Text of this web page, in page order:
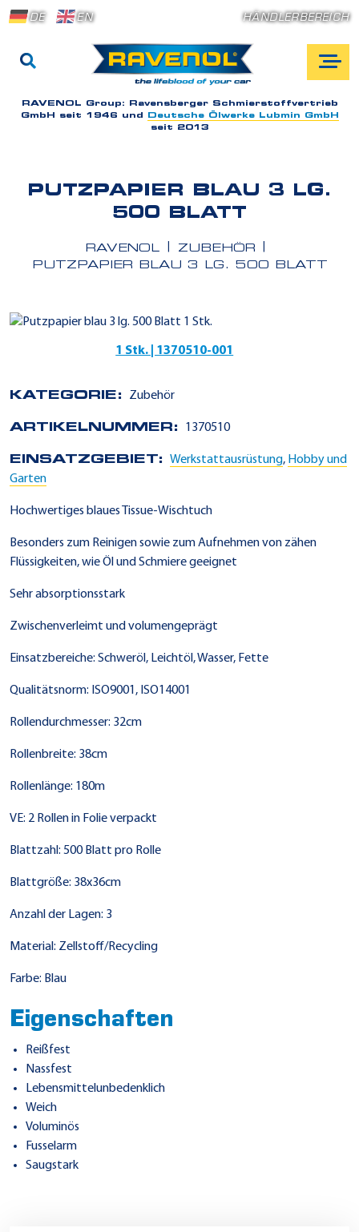
DE EN HÄNDLERBEREICH
RAVENOL Group: Ravensberger Schmierstoffvertrieb
GmbH seit 1946 und
Deutsche Ölwerke Lubmin GmbH
seit 2013
PUTZPAPIER BLAU 3 LG.
500 BLATT
RAVENOL
ZUBEHÖR
PUTZPAPIER BLAU 3 LG. 500 BLATT
1 Stk. | 1370510-001
KATEGORIE: Zubehör
ARTIKELNUMMER: 1370510
EINSATZGEBIET: Werkstattausrüstung, Hobby und
Garten
Hochwertiges blaues Tissue-Wischtuch
Besonders zum Reinigen sowie zum Aufnehmen von zähen
Flüssigkeiten, wie Öl und Schmiere geeignet
Sehr absorptionsstark
Zwischenverleimt und volumengeprägt
Einsatzbereiche: Schweröl, Leichtöl, Wasser, Fette
Qualitätsnorm: ISO9001, ISO14001
Rollendurchmesser: 32cm
Rollenbreite: 38cm
Rollenlänge: 180m
VE: 2 Rollen in Folie verpackt
Blattzahl: 500 Blatt pro Rolle
Blattgröße: 38x36cm
Anzahl der Lagen: 3
Material: Zellstoff/Recycling
Farbe: Blau
Eigenschaften
Reißfest
Nassfest
Lebensmittelunbedenklich
Weich
Voluminös
Fusselarm
Saugstark